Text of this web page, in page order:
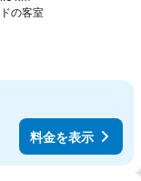
の客室
料金を表示